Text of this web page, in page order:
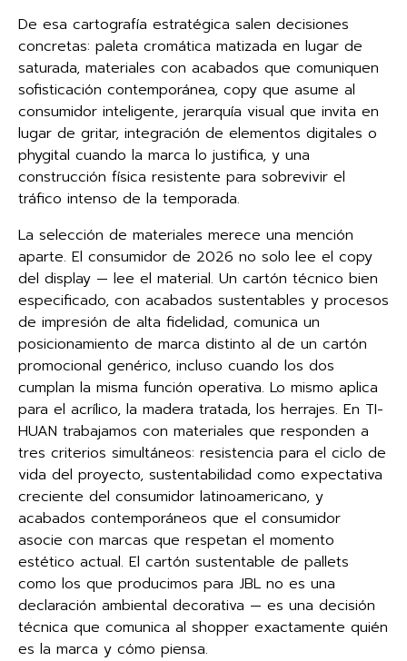
De esa cartografía estratégica salen decisiones
concretas: paleta cromática matizada en lugar de
saturada, materiales con acabados que comuniquen
sofisticación contemporánea, copy que asume al
consumidor inteligente, jerarquía visual que invita en
lugar de gritar, integración de elementos digitales o
phygital cuando la marca lo justifica, y una
construcción física resistente para sobrevivir el
tráfico intenso de la temporada.
La selección de materiales merece una mención
aparte. El consumidor de 2026 no solo lee el copy
del display — lee el material. Un cartón técnico bien
especificado, con acabados sustentables y procesos
de impresión de alta fidelidad, comunica un
posicionamiento de marca distinto al de un cartón
promocional genérico, incluso cuando los dos
cumplan la misma función operativa. Lo mismo aplica
para el acrílico, la madera tratada, los herrajes. En TI-
HUAN trabajamos con materiales que responden a
tres criterios simultáneos: resistencia para el ciclo de
vida del proyecto, sustentabilidad como expectativa
creciente del consumidor latinoamericano, y
acabados contemporáneos que el consumidor
asocie con marcas que respetan el momento
estético actual. El cartón sustentable de pallets
como los que producimos para JBL no es una
declaración ambiental decorativa — es una decisión
técnica que comunica al shopper exactamente quién
es la marca y cómo piensa.